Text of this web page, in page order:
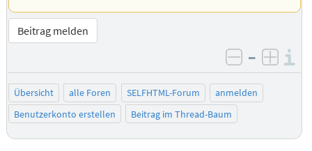
Beitrag melden
negativ
–
Übersicht alle Foren SELFHTML-Forum
anmelden
Benutzerkonto erstellen
Beitrag im Thread-Baum